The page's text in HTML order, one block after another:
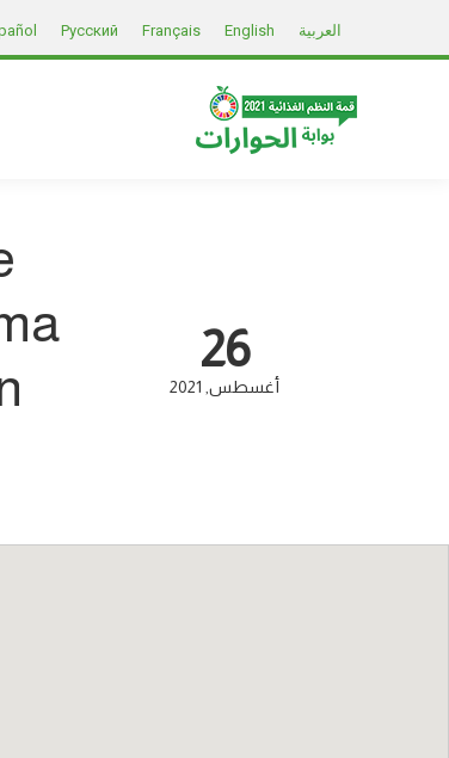
العربية English
Français
Русский
26
أغسطس 2021